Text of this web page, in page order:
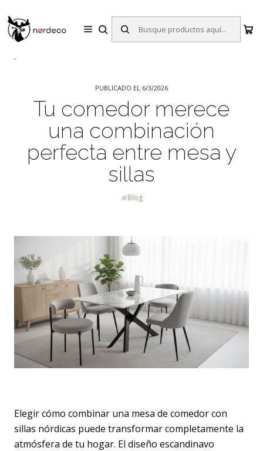
Inicio
PUBLICADO EL 6/3/2026
Tu comedor merece
una combinación
perfecta entre mesa y
sillas
Blog
Elegir cómo combinar una mesa de comedor con
sillas nórdicas puede transformar completamente la
atmósfera de tu hogar. El diseño escandinavo